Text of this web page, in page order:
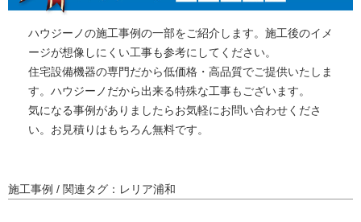
ハウジーノの施工事例の一部をご紹介します。施工後のイメ
ージが想像しにくい工事も参考にしてください。
住宅設備機器の専門だから低価格・高品質でご提供いたしま
す。ハウジーノだから出来る特殊な工事もございます。
気になる事例がありましたらお気軽にお問い合わせくださ
い。お見積りはもちろん無料です。
施工事例 / 関連タグ：レリア浦和